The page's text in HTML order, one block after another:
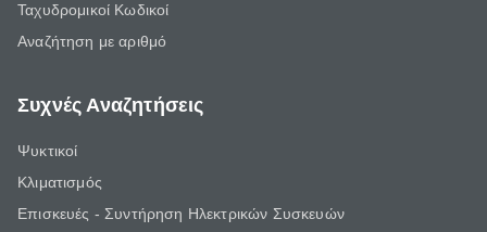
Ταχυδρομικοί Κωδικοί
Αναζήτηση με αριθμό
Συχνές Αναζητήσεις
Ψυκτικοί
Κλιματισμός
Επισκευές - Συντήρηση Ηλεκτρικών Συσκευών